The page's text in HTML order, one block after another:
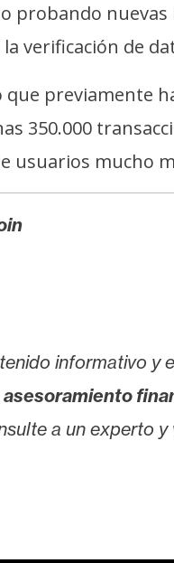
probando
verificación de
que previamente
350.000
usuarios mucho
informativo y
a un experto